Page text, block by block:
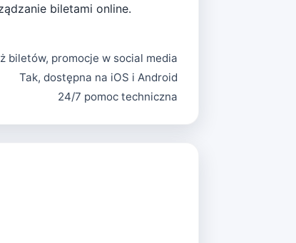
biletami online.
biletów, promocje w social media
Tak, dostępna na iOS i Android
24/7 pomoc techniczna